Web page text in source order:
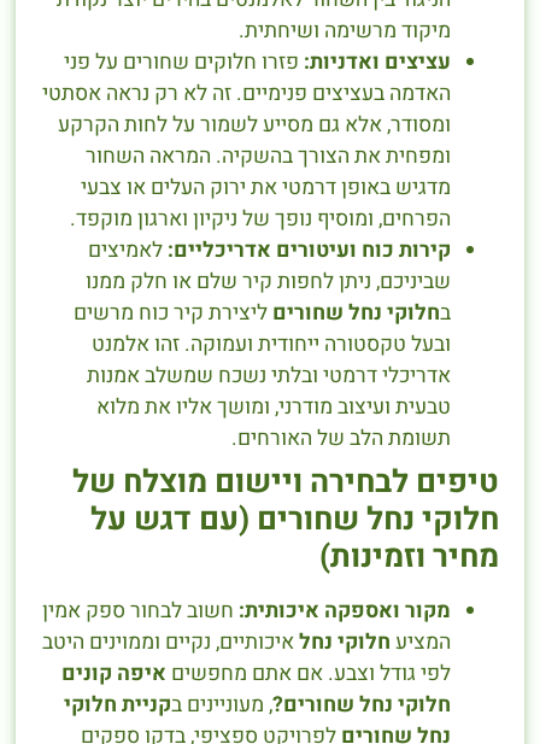
מיקוד מרשימה ושיחתית.
עציצים ואדניות: פזרו חלוקים שחורים על פני
האדמה בעציצים פנימיים. זה לא רק נראה אסתטי
ומסודר, אלא גם מסייע לשמור על לחות הקרקע
ומפחית את הצורך בהשקיה. המראה השחור
מדגיש באופן דרמטי את ירוק העלים או צבעי
הפרחים, ומוסיף נופך של ניקיון וארגון מוקפד.
קירות כוח ועיטורים אדריכליים: לאמיצים
שביניכם, ניתן לחפות קיר שלם או חלק ממנו
בחלוקי נחל שחורים ליצירת קיר כוח מרשים
ובעל טקסטורה ייחודית ועמוקה. זהו אלמנט
אדריכלי דרמטי ובלתי נשכח שמשלב אמנות
טבעית ועיצוב מודרני, ומושך אליו את מלוא
תשומת הלב של האורחים.
טיפים לבחירה ויישום מוצלח של
חלוקי נחל שחורים (עם דגש על
מחיר וזמינות)
מקור ואספקה איכותית: חשוב לבחור ספק אמין
המציע חלוקי נחלאיכותיים, נקיים וממוינים היטב
לפי גודל וצבע. אם אתם מחפשים איפה קונים
חלוקי נחל שחורים?, מעוניינים בקניית חלוקי
נחל שחוריםלפרויקט ספציפי, בדקו ספקים